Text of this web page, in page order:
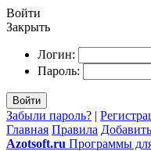
Войти
Закрыть
Логин:
Пароль:
Войти
Забыли пароль? |
Главная Правила
Azotsoft.ru Программы